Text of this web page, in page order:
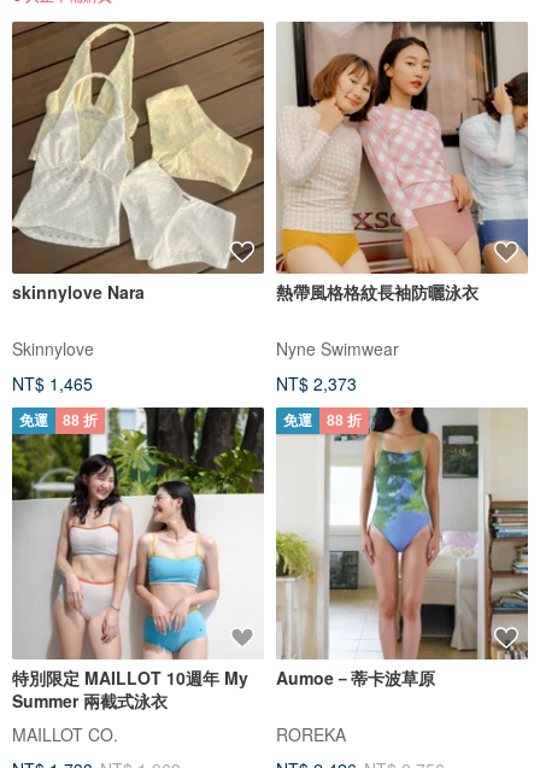
skinnylove Nara
Skinnylove
NT$ 1,465
熱帶風格格紋長袖防曬泳衣
Nyne Swimwear
NT$ 2,373
免運 88 折
特別限定 MAILLOT 10週年 My
Summer 兩截式泳衣
MAILLOT CO.
免運 88 折
Aumoe－蒂卡波草原
ROREKA